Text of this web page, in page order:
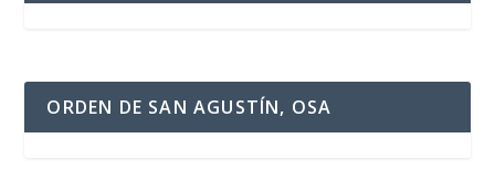
ORDEN DE SAN AGUSTÍN, OSA